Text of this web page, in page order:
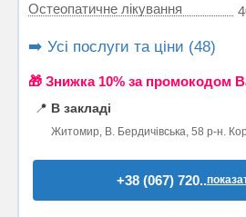
Остеопатичне лікування
➡️ Усі послуги та ціни (48)
🎁 Знижка 10% за промокодом
📍 В закладі
Житомир, В. Бердичівська, 58 р-н.
+38 (067) 720..